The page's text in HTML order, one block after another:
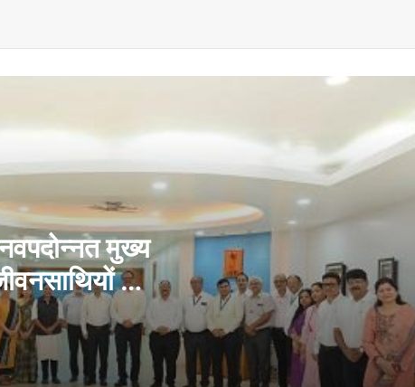
मुख्य
की
प्रदान किये
बृजमोहन अग्रवाल ने रखा छत्तीसगढ़ को भारत की
ऊर्जा सुरक्षा एवं भविष्य की क्रिटिकल मिनरल
अर्थव्यवस्था का अग्रणी राज्य बनाने का विजन
भिलाई में फुटपाथ पर अवैध कारोबार के खिलाफ
निगम की कार्रवाई…
निगम की कार्रवाई, नंदिनी रोड पर अवैध रूप से
सड़क घेरकर रखी रेत जब्त
सिंगल यूज प्लास्टिक के खिलाफ निगम की कार्रवाई,
2600 रुपये जुर्माना वसूला…